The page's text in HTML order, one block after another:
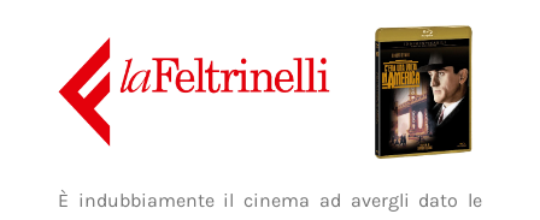
È indubbiamente il cinema ad avergli dato le